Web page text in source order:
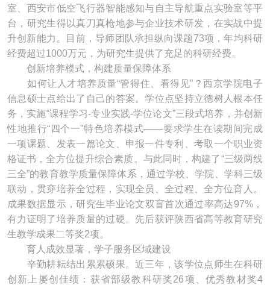
室、西安市低空飞行器智能感知与自主导航重点实验室等平
台，研究生得以真刀真枪地参与企业技术研发，在实战中提
升创新能力。目前，导师团队承担纵向课题73项，年均科研
经费超过1000万元，为研究生提供了充足的科研经费。
创新培养模式，构建质量保障体系
如何让人才培养质量“管得住、看得见”？西京学院电子
信息硕士点给出了自己的答案。学位点坚持立德树人根本任
务，实施“课程学习-专业实践-学位论文”三段式培养，并创新
性地推行“四个一”特色培养模式——要求学生在读期间完成
一项课题、发表一篇论文、申报一件专利、考取一个职业资
格证书，全方位提升综合素质。与此同时，构建了“三级两线
三全”的教育教学质量保障体系，通过学校、学院、学科三级
联动，贯穿培养全过程，实现全员、全过程、全方位育人。
成果数据显示，研究生毕业论文双盲首次通过率高达97%，
有力证明了培养质量的过硬。先后获评陕西省高等教育研究
生教学成果二等奖2项。
育人成效显著，学子服务区域建设
辛勤耕耘结出累累硕果。近三年，该学位点师生在科研
创新上屡创佳绩：获省部级教科研奖26项、优秀教材奖4